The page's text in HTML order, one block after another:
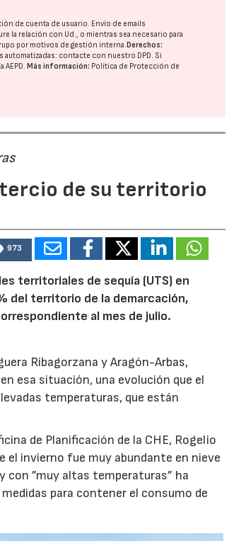
de cuenta de usuario. Envío de emails
la relación con Ud., o mientras sea necesario para
por motivos de gestión interna. Derechos:
contacte con nuestro DPD. Si
AEPD. Más información: Política de Protección de
tercio de su territorio
973
territoriales de sequía (UTS) en
del territorio de la demarcación,
al mes de julio.
Ribagorzana y Aragón-Arbas,
esa situación, una evolución que el
temperaturas, que están
de Planificación de la CHE, Rogelio
el invierno fue muy abundante en nieve
con ”muy altas temperaturas” ha
para contener el consumo de